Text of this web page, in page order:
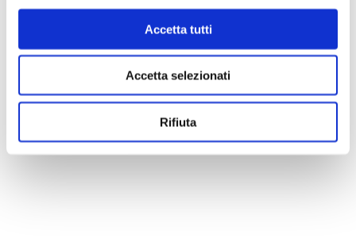
Accetta tutti
Accetta selezionati
Rifiuta
Scopri di più